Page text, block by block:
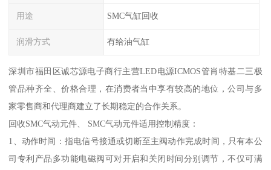
用途 SMC气缸回收
润滑方式 有给油气缸
深圳市福田区诚芯源电子商行主营LED电源ICMOS管肖特基二三极
管品种齐全、价格合理，在消费者当中享有较高的地位，公司与多
家零售商和代理商建立了长期稳定的合作关系。
回收SMC气动元件、 SMC气动元件适用控制精度：
1、动作时间：指电信号接通或切断至主阀动作完成时间，只有本公
司专利产品多功能电磁阀可对开启和关闭时间分别调节，不仅可满